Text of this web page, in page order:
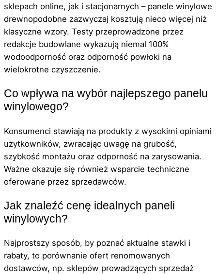
sklepach online, jak i stacjonarnych – panele winylowe
drewnopodobne zazwyczaj kosztują nieco więcej niż
klasyczne wzory. Testy przeprowadzone przez
redakcje budowlane wykazują niemal 100%
wodoodporność oraz odporność powłoki na
wielokrotne czyszczenie.
Co wpływa na wybór najlepszego panelu
winylowego?
Konsumenci stawiają na produkty z wysokimi opiniami
użytkowników, zwracając uwagę na grubość,
szybkość montażu oraz odporność na zarysowania.
Ważne okazuje się również wsparcie techniczne
oferowane przez sprzedawców.
Jak znaleźć cenę idealnych paneli
winylowych?
Najprostszy sposób, by poznać aktualne stawki i
rabaty, to porównanie ofert renomowanych
dostawców, np. sklepów prowadzących sprzedaż